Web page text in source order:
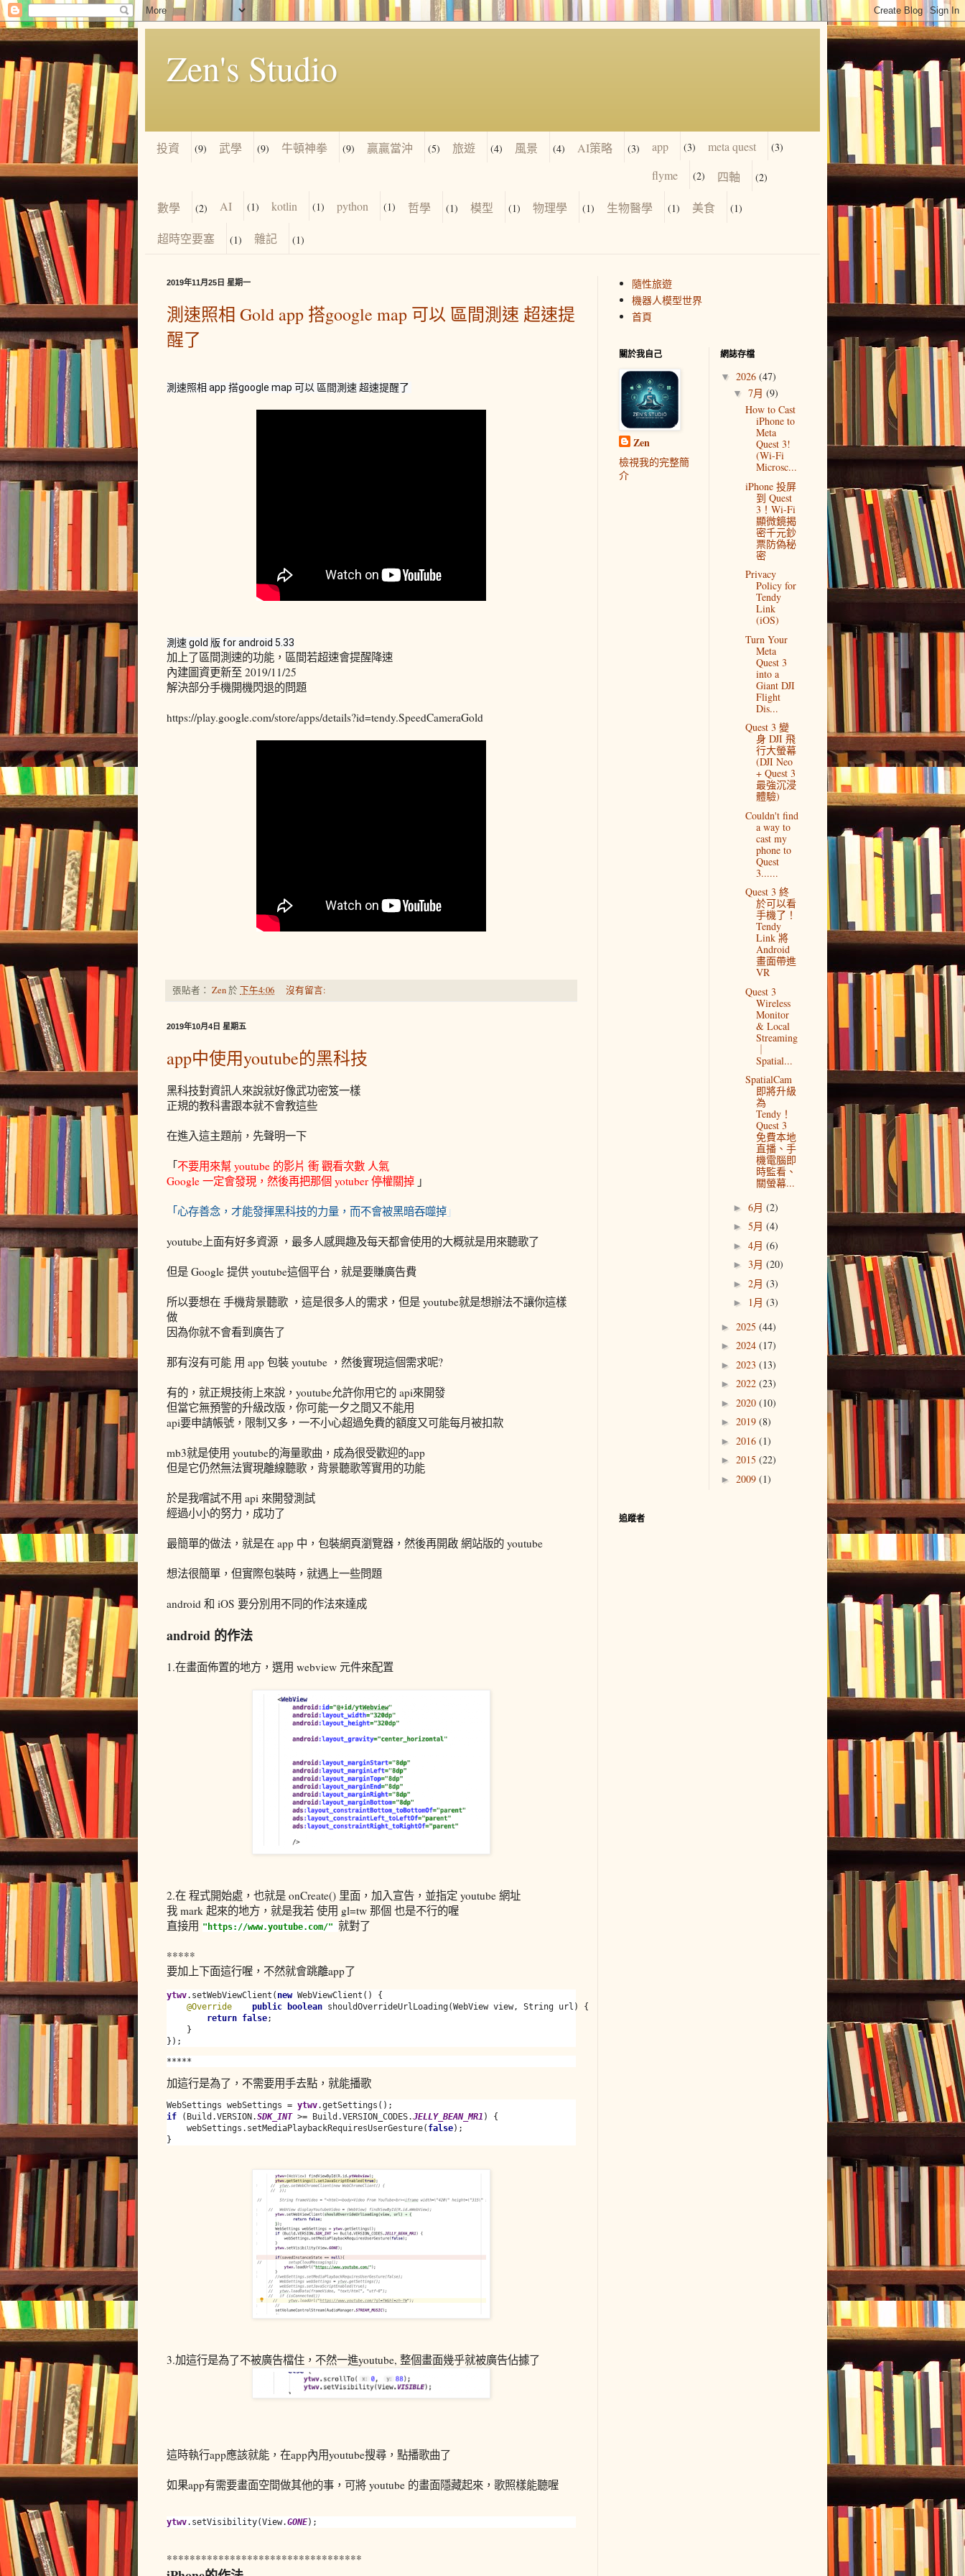
Zen's Studio
投資 (9) 武學 (9) 牛頓神拳 (9) 贏贏當沖 (5) 旅遊 (4) 風景 (4) AI策略 (3) app (3) meta quest (3)
flyme (2) 四軸 (2)
數學 (2) AI (1) kotlin (1) python (1) 哲學 (1) 模型 (1) 物理學 (1) 生物醫學 (1) 美食 (1)
超時空要塞 (1) 雜記 (1)
2019年11月25日 星期一
測速照相 Gold app 搭google map 可以 區間測速 超速提
醒了
測速照相 app 搭google map 可以 區間測速 超速提醒了
測速 gold 版 for android 5.33
加上了區間測速的功能，區間若超速會提醒降速
內建圖資更新至 2019/11/25
解決部分手機開機閃退的問題
https://play.google.com/store/apps/details?id=tendy.SpeedCameraGold
張貼者： Zen於 下午4:06 沒有留言:
2019年10月4日 星期五
app中使用youtube的黑科技
黑科技對資訊人來說就好像武功密笈一樣
正規的教科書跟本就不會教這些
在進入這主題前，先聲明一下
「不要用來幫 youtube 的影片 衝 觀看次數 人氣
Google 一定會發現，然後再把那個 yotuber 停權關掉 」
「心存善念，才能發揮黑科技的力量，而不會被黑暗吞噬掉 」
youtube上面有好多資源 ，最多人感興趣及每天都會使用的大概就是用來聽歌了
但是 Google 提供 youtube這個平台，就是要賺廣告費
所以要想在 手機背景聽歌 ，這是很多人的需求，但是 youtube就是想辦法不讓你這樣
做
因為你就不會看到廣告了
那有沒有可能 用 app 包裝 youtube ，然後實現這個需求呢?
有的，就正規技術上來說，youtube允許你用它的 api來開發
但當它無預警的升級改版，你可能一夕之間又不能用
api要申請帳號，限制又多，一不小心超過免費的額度又可能每月被扣款
mb3就是使用 youtube的海量歌曲，成為很受歡迎的app
但是它仍然無法實現離線聽歌，背景聽歌等實用的功能
於是我嚐試不用 api 來開發測試
經過小小的努力，成功了
最簡單的做法，就是在 app 中，包裝網頁瀏覽器，然後再開啟 網站版的 youtube
想法很簡單，但實際包裝時，就遇上一些問題
android 和 iOS 要分別用不同的作法來達成
android 的作法
1.在畫面佈置的地方，選用 webview 元件來配置
2.在 程式開始處，也就是 onCreate() 里面，加入宣告，並指定 youtube 網址
我 mark 起來的地方，就是我若 使用 gl=tw 那個 也是不行的喔
直接用 "https://www.youtube.com/" 就對了
*****
要加上下面這行喔，不然就會跳離app了
ytwv.setWebViewClient( new WebViewClient() {
@Override
public boolean shouldOverrideUrlLoading(WebView view, String url) {
return false;
    }
});
*****
加這行是為了，不需要用手去點，就能播歌
WebSettings webSettings = ytwv
if
(Build.VERSION.SDK_INT >= Build.VERSION_CODES.JELLY_BEAN_MR1 ) {
    webSettings.setMediaPlaybackRequiresUserGesture(
false);
}
3.加這行是為了不被廣告檔住，不然一進youtube, 整個畫面幾乎就被廣告佔據了
這時執行app應該就能，在app內用youtube搜尋，點播歌曲了
如果app有需要畫面空間做其他的事，可將 youtube 的畫面隱藏起來，歌照樣能聽喔
ytwv.setVisibility(View.GONE);
**********************************
隨性旅遊
機器人模型世界
首頁
關於我自己
Zen
檢視我的完整簡
介
網誌存檔
▼ 2026 (47)
▼ 7月 (9)
How to Cast
iPhone to
Meta
Quest 3!
(Wi-Fi
Microsc...
iPhone 投屏
到 Quest
3！Wi-Fi
顯微鏡揭
密千元鈔
票防偽秘
密
Privacy
Policy for
Tendy
Link
(iOS)
Turn Your
Meta
Quest 3
into a
Giant DJI
Flight
Dis...
Quest 3 變
身 DJI 飛
行大螢幕
(DJI Neo
+ Quest 3
最強沉浸
體驗)
Couldn't find
a way to
cast my
phone to
Quest
3......
Quest 3 終
於可以看
手機了！
Tendy
Link 將
Android
畫面帶進
VR
Quest 3
Wireless
Monitor
& Local
Streaming
｜
Spatial...
SpatialCam
即將升級
為
Tendy！
Quest 3
免費本地
直播、手
機電腦即
時監看、
關螢幕...
► 6月 (2)
► 5月 (4)
► 4月 (6)
► 3月 (20)
► 2月 (3)
► 1月 (3)
► 2025 (44)
► 2024 (17)
► 2023 (13)
► 2022 (23)
► 2020 (10)
► 2019 (8)
► 2016 (1)
► 2015 (22)
► 2009 (1)
追蹤者